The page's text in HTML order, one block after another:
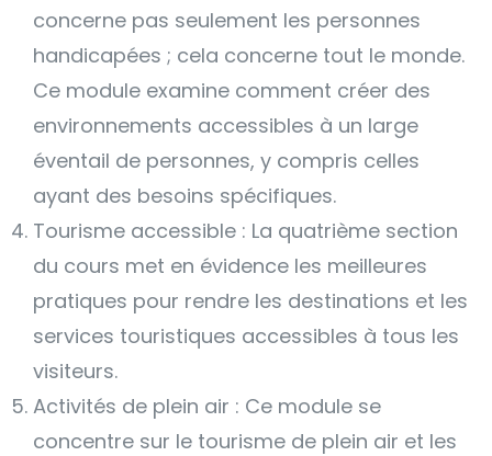
concerne pas seulement les personnes
handicapées ; cela concerne tout le monde.
Ce module examine comment créer des
environnements accessibles à un large
éventail de personnes, y compris celles
ayant des besoins spécifiques.
Tourisme accessible : La quatrième section
du cours met en évidence les meilleures
pratiques pour rendre les destinations et les
services touristiques accessibles à tous les
visiteurs.
Activités de plein air : Ce module se
concentre sur le tourisme de plein air et les